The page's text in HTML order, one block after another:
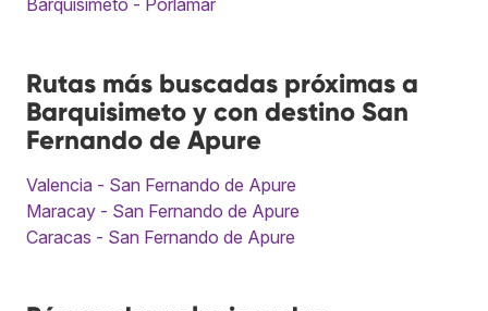
Rutas más buscadas próximas a
Barquisimeto y con destino San
Fernando de Apure
Valencia - San Fernando de Apure
Maracay - San Fernando de Apure
Caracas - San Fernando de Apure